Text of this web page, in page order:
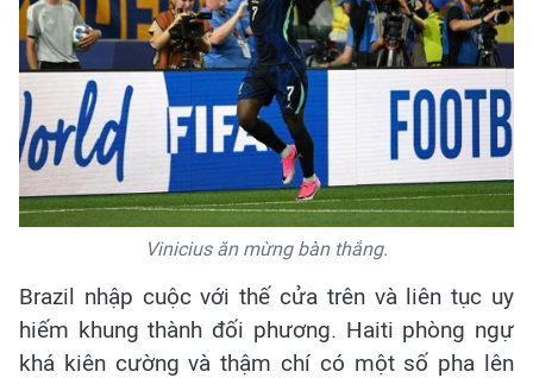
Vinicius ăn mừng bàn thắng.
Brazil nhập cuộc với thế cửa trên và liên tục uy
hiếm khung thành đối phương. Haiti phòng ngự
khá kiên cường và thậm chí có một số pha lên